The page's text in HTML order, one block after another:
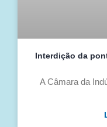
Interdição da
A Câmara da